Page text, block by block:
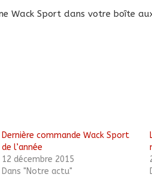
Wack Sport dans votre boîte
Dernière commande Wack Sport
de l’année
12 décembre 2015
Dans "Notre actu"